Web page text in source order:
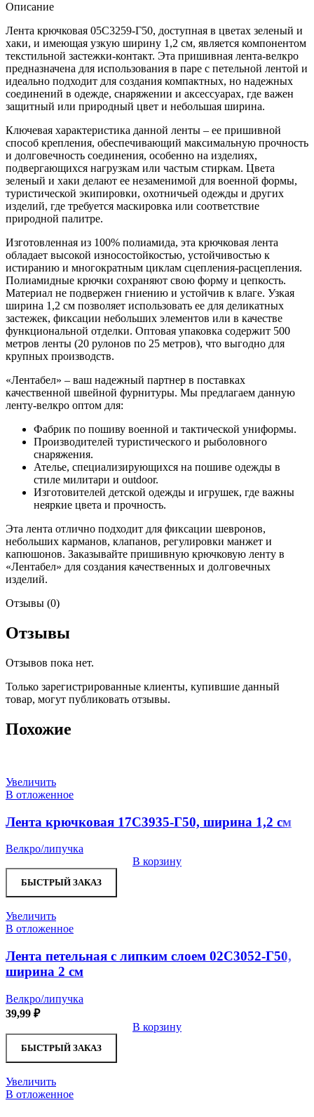
Описание
Лента крючковая 05С3259-Г50, доступная в цветах зеленый и
хаки, и имеющая узкую ширину 1,2 см, является компонентом
текстильной застежки-контакт. Эта пришивная лента-велкро
предназначена для использования в паре с петельной лентой и
идеально подходит для создания компактных, но надежных
соединений в одежде, снаряжении и аксессуарах, где важен
защитный или природный цвет и небольшая ширина.
Ключевая характеристика данной ленты – ее пришивной
способ крепления, обеспечивающий максимальную прочность
и долговечность соединения, особенно на изделиях,
подвергающихся нагрузкам или частым стиркам. Цвета
зеленый и хаки делают ее незаменимой для военной формы,
туристической экипировки, охотничьей одежды и других
изделий, где требуется маскировка или соответствие
природной палитре.
Изготовленная из 100% полиамида, эта крючковая лента
обладает высокой износостойкостью, устойчивостью к
истиранию и многократным циклам сцепления-расцепления.
Полиамидные крючки сохраняют свою форму и цепкость.
Материал не подвержен гниению и устойчив к влаге. Узкая
ширина 1,2 см позволяет использовать ее для деликатных
застежек, фиксации небольших элементов или в качестве
функциональной отделки. Оптовая упаковка содержит 500
метров ленты (20 рулонов по 25 метров), что выгодно для
крупных производств.
«Лентабел» – ваш надежный партнер в поставках
качественной швейной фурнитуры. Мы предлагаем данную
ленту-велкро оптом для:
Фабрик по пошиву военной и тактической униформы.
Производителей туристического и рыболовного
снаряжения.
Ателье, специализирующихся на пошиве одежды в
стиле милитари и outdoor.
Изготовителей детской одежды и игрушек, где важны
неяркие цвета и прочность.
Эта лента отлично подходит для фиксации шевронов,
небольших карманов, клапанов, регулировки манжет и
капюшонов. Заказывайте пришивную крючковую ленту в
«Лентабел» для создания качественных и долговечных
изделий.
Отзывы (0)
Отзывы
Отзывов пока нет.
Только зарегистрированные клиенты, купившие данный
товар, могут публиковать отзывы.
Похожие
Увеличить
В отложенное
Лента крючковая 17С3935-Г50, ширина 1,2 см
Велкро/липучка
В корзину
БЫСТРЫЙ ЗАКАЗ
Увеличить
В отложенное
Лента петельная с липким слоем 02С3052-Г50,
ширина 2 см
Велкро/липучка
39,99 ₽
В корзину
БЫСТРЫЙ ЗАКАЗ
Увеличить
В отложенное